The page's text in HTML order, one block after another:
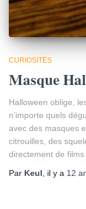
CURIOSITÉS
Masque
Halloween oblige,
n’importe quels
avec des masques
citrouilles, des
directement de films
Par Keul , il y a 12